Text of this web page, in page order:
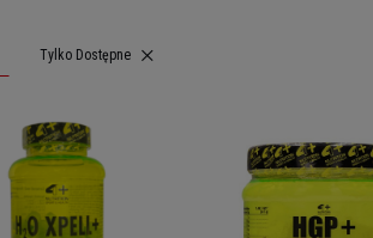
Usuń filtr
Tylko Dostępne